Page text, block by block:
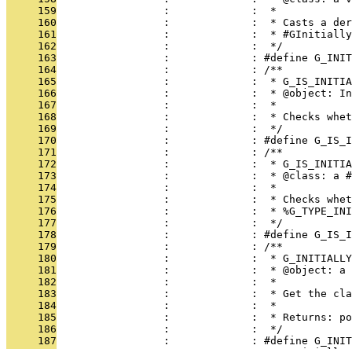
     159
                 :             :  *
     160
:             :  * Casts a
     161
:             :  *
     162
                 :             :  */
     163
:             : #define
     164
                 :             : /**
     165
:             :  *
     166
:             :  * @object:
     167
                 :             :  *
     168
:             :  * Checks
     169
                 :             :  */
     170
:             : #define
     171
                 :             : /**
     172
:             :  *
     173
:             :  * @class: a
     174
                 :             :  *
     175
:             :  * Checks
     176
:             :  *
     177
                 :             :  */
     178
:             : #define
     179
                 :             : /**
     180
:             :  *
     181
:             :  * @object: a
     182
                 :             :  *
     183
:             :  * Get the
     184
                 :             :  *
     185
:             :  * Returns:
     186
                 :             :  */
     187
:             : #define